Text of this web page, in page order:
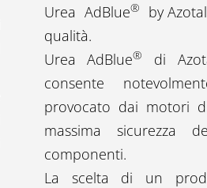
Urea AdBlue® by Azotal
qualità.
Urea AdBlue®
di
consente
provocato dai motori
massima sicurezza
componenti.
La scelta di un